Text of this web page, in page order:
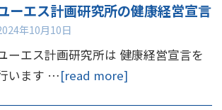
ーエス計画研究所の健康経営宣言
年10月10日
ーエス計画研究所は 健康経営宣言を
います …[read more]